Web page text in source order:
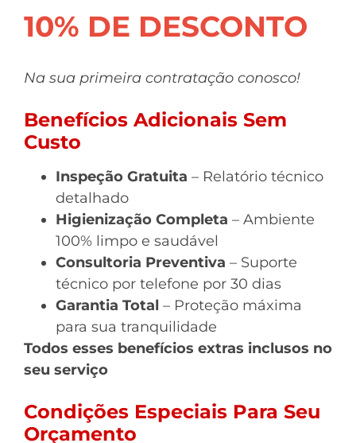
10% DE DESCONTO
Na sua primeira contratação conosco!
Benefícios Adicionais Sem
Custo
Inspeção Gratuita – Relatório técnico
detalhado
Higienização Completa – Ambiente
100% limpo e saudável
Consultoria Preventiva – Suporte
técnico por telefone por 30 dias
Garantia Total – Proteção máxima
para sua tranquilidade
Todos esses benefícios extras inclusos no
seu serviço
Condições Especiais Para Seu
Orçamento